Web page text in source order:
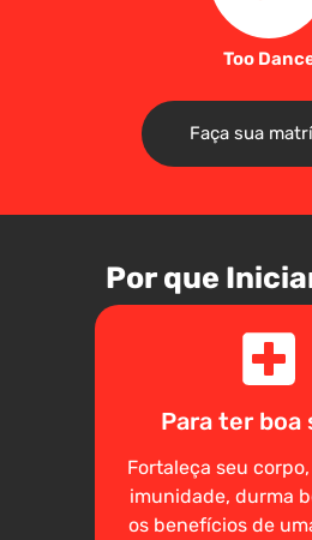
Too
Faça sua
Por que
Para ter boa
Fortaleça seu
imunidade, durma
os benefícios de